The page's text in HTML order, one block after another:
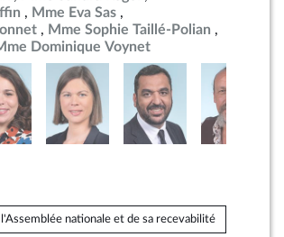
Mme Eva Sas
Mme Sophie Taillé-Polian
Dominique Voynet
nationale et de sa recevabilité